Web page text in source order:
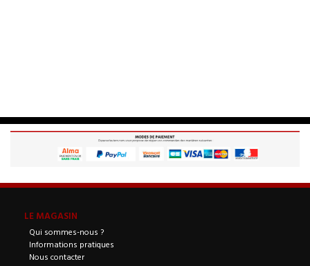
LE MAGASIN
Qui sommes-nous ?
Informations pratiques
Nous contacter